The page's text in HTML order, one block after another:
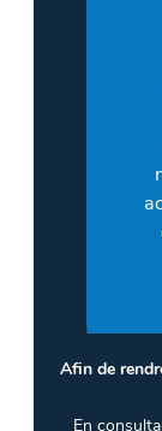
Afin de
En